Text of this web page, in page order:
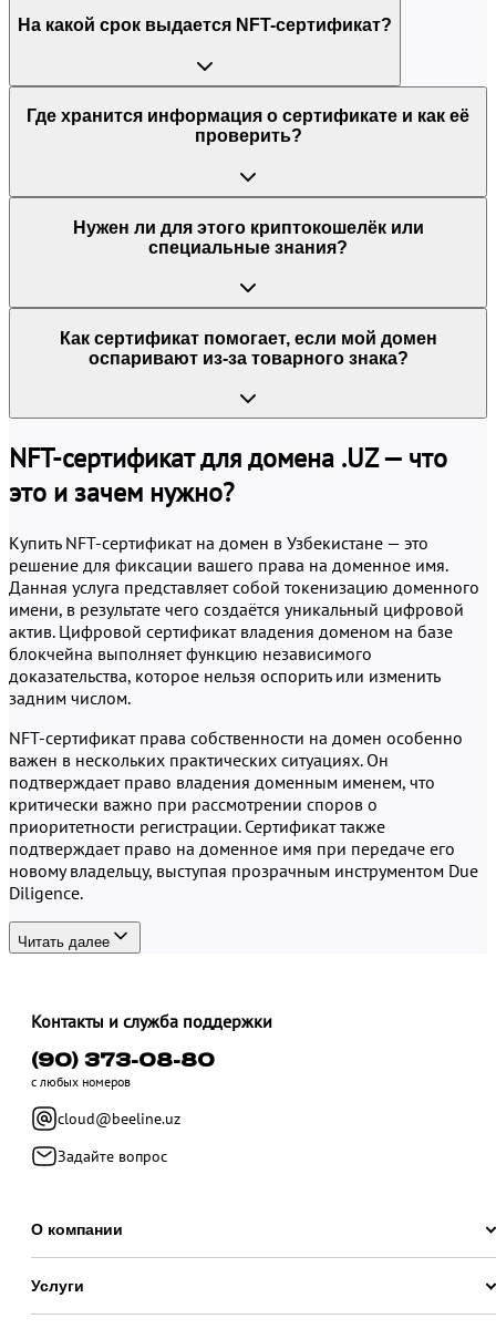
На какой срок выдается NFT-сертификат?
Где хранится информация о сертификате и как её
проверить?
Нужен ли для этого криптокошелёк или
специальные знания?
Как сертификат помогает, если мой домен
оспаривают из-за товарного знака?
NFT-сертификат для домена .UZ — что
это и зачем нужно?
Купить NFT-сертификат на домен в Узбекистане — это
решение для фиксации вашего права на доменное имя.
Данная услуга представляет собой токенизацию доменного
имени, в результате чего создаётся уникальный цифровой
актив. Цифровой сертификат владения доменом на базе
блокчейна выполняет функцию независимого
доказательства, которое нельзя оспорить или изменить
задним числом.
NFT-сертификат права собственности на домен особенно
важен в нескольких практических ситуациях. Он
подтверждает право владения доменным именем, что
критически важно при рассмотрении споров о
приоритетности регистрации. Сертификат также
подтверждает право на доменное имя при передаче его
новому владельцу, выступая прозрачным инструментом Due
Diligence.
Читать далее
Контакты и служба поддержки
(90) 373-08-80
с любых номеров
cloud@beeline.uz
Задайте вопрос
О компании
Услуги